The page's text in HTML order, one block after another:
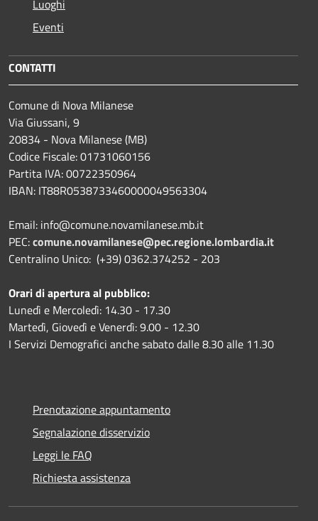
Luoghi
Eventi
CONTATTI
Comune di Nova Milanese
Via Giussani, 9
20834 - Nova Milanese (MB)
Codice Fiscale: 01731060156
Partita IVA: 00722350964
IBAN: IT88R0538733460000049563304
Email: info@comune.novamilanese.mb.it
PEC:comune.novamilanese@pec.regione.lombardia.it
Centralino Unico: (+39) 0362.374252 - 203
Orari di apertura al pubblico:
Lunedì e Mercoledì: 14.30 - 17.30
Martedì, Giovedì e Venerdì: 9.00 - 12.30
I Servizi Demografici anche sabato dalle 8.30 alle 11.30
Prenotazione appuntamento
Segnalazione disservizio
Leggi le FAQ
Richiesta assistenza